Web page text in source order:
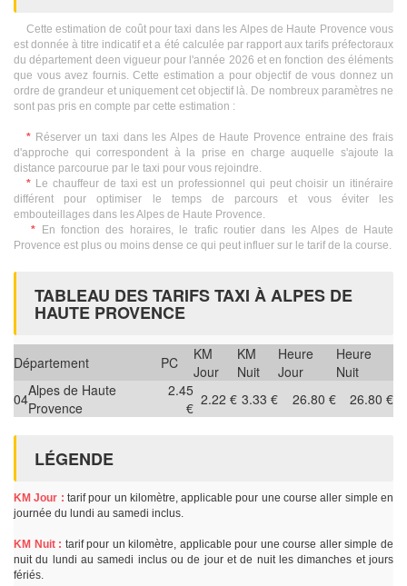
Cette estimation de coût pour taxi dans les Alpes de Haute Provence vous
est donnée à titre indicatif et a été calculée par rapport aux tarifs préfectoraux
du département deen vigueur pour l'année 2026 et en fonction des éléments
que vous avez fournis. Cette estimation a pour objectif de vous donnez un
ordre de grandeur et uniquement cet objectif là. De nombreux paramètres ne
sont pas pris en compte par cette estimation :
* Réserver un taxi dans les Alpes de Haute Provence entraine des frais
d'approche qui correspondent à la prise en charge auquelle s'ajoute la
distance parcourue par le taxi pour vous rejoindre.
* Le chauffeur de taxi est un professionnel qui peut choisir un itinéraire
différent pour optimiser le temps de parcours et vous éviter les
embouteillages dans les Alpes de Haute Provence.
* En fonction des horaires, le trafic routier dans les Alpes de Haute
Provence est plus ou moins dense ce qui peut influer sur le tarif de la course.
TABLEAU DES TARIFS TAXI À ALPES DE
HAUTE PROVENCE
Département PC
KM
Jour
KM
Nuit
Heure
Jour
Heure
Nuit
04Alpes de Haute
Provence
2.45
€ 2.22 € 3.33 € 26.80 € 26.80 €
LÉGENDE
KM Jour : tarif pour un kilomètre, applicable pour une course aller simple en
journée du lundi au samedi inclus.
KM Nuit : tarif pour un kilomètre, applicable pour une course aller simple de
nuit du lundi au samedi inclus ou de jour et de nuit les dimanches et jours
fériés.